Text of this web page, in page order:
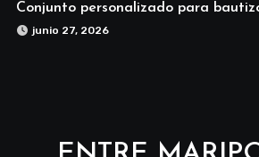
Conjunto personalizado para
junio 27, 2026